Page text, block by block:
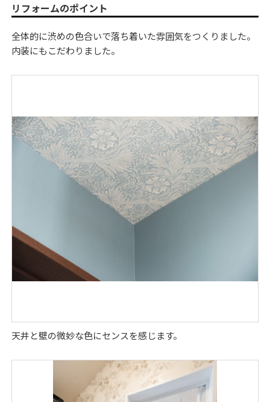
リフォームのポイント
全体的に渋めの色合いで落ち着いた雰囲気をつくりました。
内装にもこだわりました。
天井と壁の微妙な色にセンスを感じます。